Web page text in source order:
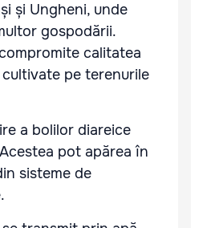
și Ungheni, unde
gospodării.
calitatea
pe terenurile
a bolilor diareice
pot apărea în
sisteme de